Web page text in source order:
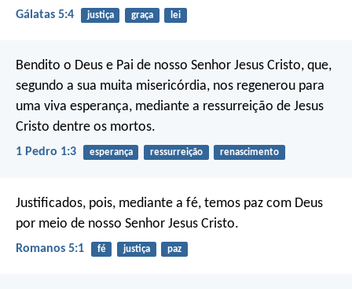
Gálatas 5:4 justiça graça lei
Bendito o Deus e Pai de nosso Senhor Jesus Cristo, que,
segundo a sua muita misericórdia, nos regenerou para
uma viva esperança, mediante a ressurreição de Jesus
Cristo dentre os mortos.
1 Pedro 1:3 esperança ressurreição renascimento
Justificados, pois, mediante a fé, temos paz com Deus
por meio de nosso Senhor Jesus Cristo.
Romanos 5:1 fé justiça paz